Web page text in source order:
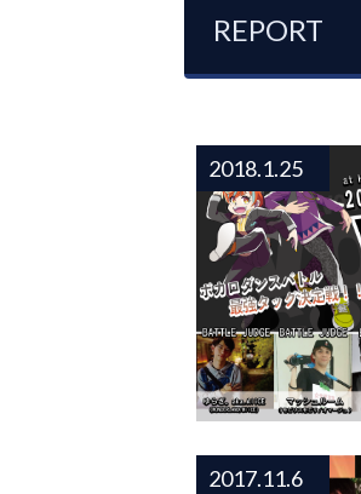
REPORT
2018.1.25
VOCAL
2017.11.6